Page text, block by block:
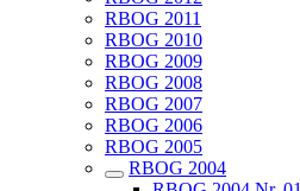
RBOG 2011
RBOG 2010
RBOG 2009
RBOG 2008
RBOG 2007
RBOG 2006
RBOG 2005
RBOG 2004